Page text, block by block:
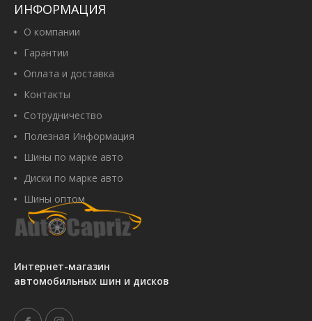
Интернет-магазин
автомобильных шин и дисков
ИНФОРМАЦИЯ
О компании
Гарантии
Оплата и доставка
Контакты
Сотрудничество
Полезная Информация
Шины по марке авто
Диски по марке авто
Шины оптом